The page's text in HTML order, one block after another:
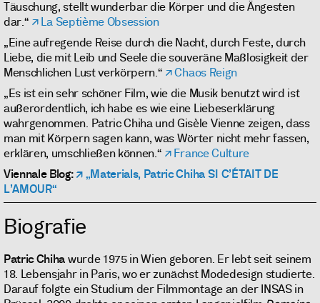
Täuschung, stellt wunderbar die Körper und die Ängesten
dar.“
La Septième Obsession
„Eine aufregende Reise durch die Nacht, durch Feste, durch
Liebe, die mit Leib und Seele die souveräne Maßlosigkeit der
Menschlichen Lust verkörpern.“
Chaos Reign
„Es ist ein sehr schöner Film, wie die Musik benutzt wird ist
außerordentlich, ich habe es wie eine Liebeserklärung
wahrgenommen. Patric Chiha und Gisèle Vienne zeigen, dass
man mit Körpern sagen kann, was Wörter nicht mehr fassen,
erklären, umschließen können.“
France Culture
Viennale Blog:
„Materials, Patric Chiha SI C’ÉTAIT DE
L’AMOUR“
Biografie
Patric Chihawurde 1975 in Wien geboren. Er lebt seit seinem
18. Lebensjahr in Paris, wo er zunächst Modedesign studierte.
Darauf folgte ein Studium der Filmmontage an der INSAS in